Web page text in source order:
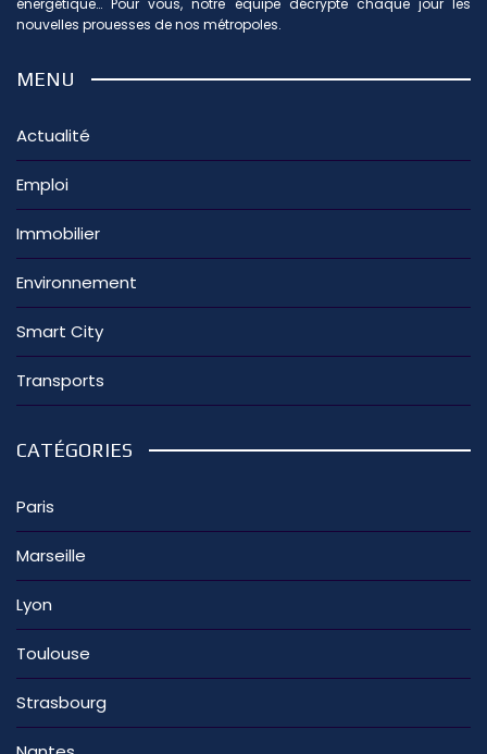
nouvelles prouesses de nos métropoles.
MENU
Actualité
Emploi
Immobilier
Environnement
Smart City
Transports
CATÉGORIES
Paris
Marseille
Lyon
Toulouse
Strasbourg